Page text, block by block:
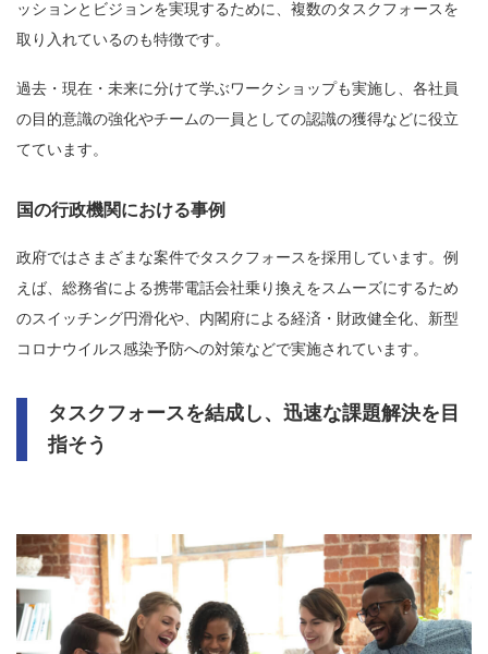
ッションとビジョンを実現するために、複数のタスクフォースを
取り入れているのも特徴です。
過去・現在・未来に分けて学ぶワークショップも実施し、各社員
の目的意識の強化やチームの一員としての認識の獲得などに役立
てています。
国の行政機関における事例
政府ではさまざまな案件でタスクフォースを採用しています。例
えば、総務省による携帯電話会社乗り換えをスムーズにするため
のスイッチング円滑化や、内閣府による経済・財政健全化、新型
コロナウイルス感染予防への対策などで実施されています。
タスクフォースを結成し、迅速な課題解決を目
指そう